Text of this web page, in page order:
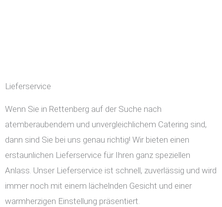
Lieferservice
Wenn Sie in Rettenberg auf der Suche nach
atemberaubendem und unvergleichlichem Catering sind,
dann sind Sie bei uns genau richtig! Wir bieten einen
erstaunlichen Lieferservice für Ihren ganz speziellen
Anlass. Unser Lieferservice ist schnell, zuverlässig und wird
immer noch mit einem lächelnden Gesicht und einer
warmherzigen Einstellung präsentiert.